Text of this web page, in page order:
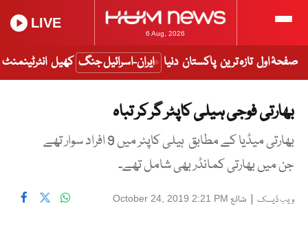
6 Aug, 2026
LIVE
صفحۂ اول تازہ ترین پاکستان دنیا ایران-اسرائیل جنگ کھیل انٹرٹینمنٹ
بھارتی فوجی ہیلی کاپٹر گر کر تباہ
بھارتی میڈیا کے مطابق ہیلی کاپٹر میں 9 افراد سوار تھے
جن میں بھارتی کمانڈر بھی شامل تھے۔
ویب ڈیسک | شائع October 24, 2019 2:21 PM